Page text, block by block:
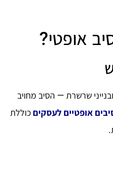
אופטי?
שרשרת — הסיב מחויב
אופטיים לעסקים כוללת